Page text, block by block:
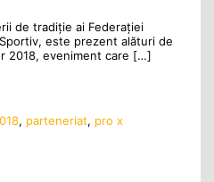
de tradiție ai Federației
este prezent alături de
2018, eveniment care […]
, parteneriat, pro x